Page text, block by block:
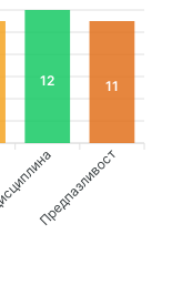
12 11
Предпазливост